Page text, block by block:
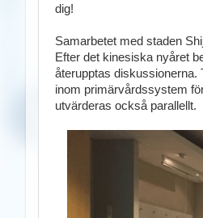
dig!
Samarbetet med staden
Efter det kinesiska nyåret
återupptas diskussionerna.
inom primärvårdssystem
utvärderas också parallellt.